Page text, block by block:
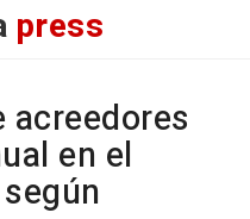
press
en el